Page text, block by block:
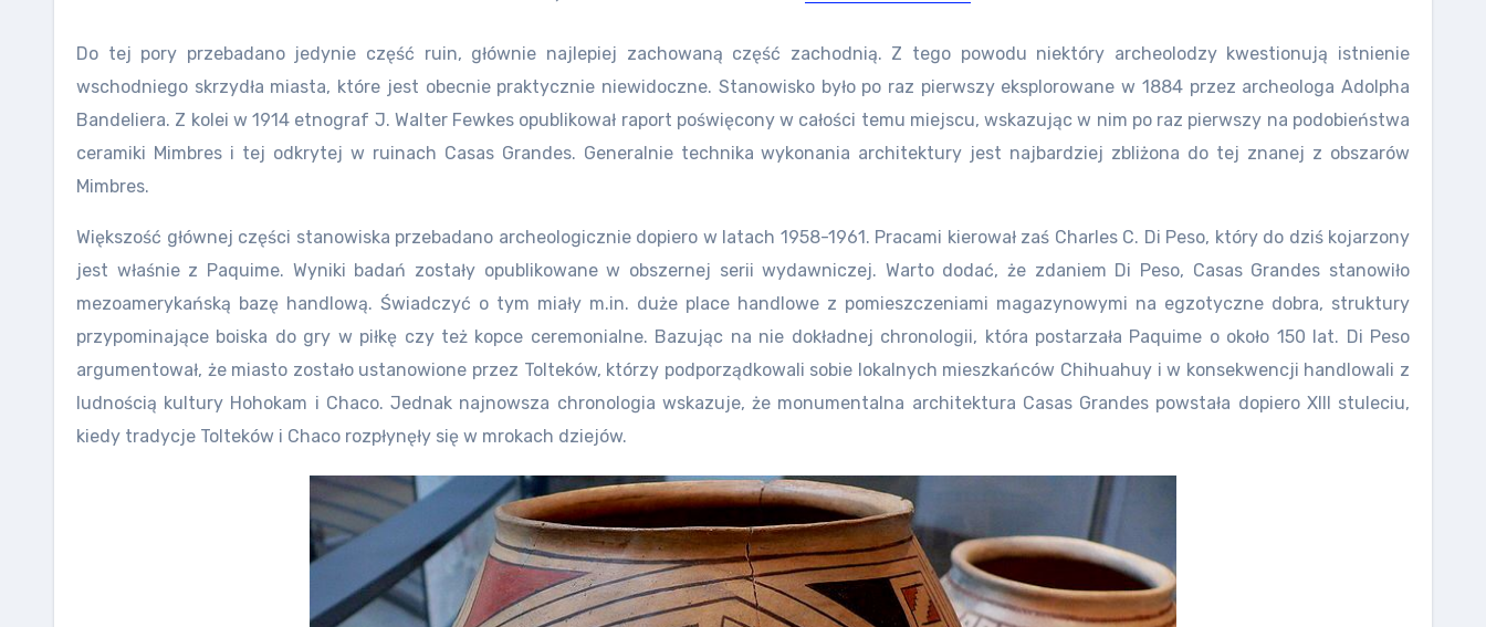
Do tej pory przebadano jedynie część ruin, głównie najlepiej zachowaną część zachodnią. Z tego powodu niektóry archeolodzy kwestionują istnienie
wschodniego skrzydła miasta, które jest obecnie praktycznie niewidoczne. Stanowisko było po raz pierwszy eksplorowane w 1884 przez archeologa Adolpha
Bandeliera. Z kolei w 1914 etnograf J. Walter Fewkes opublikował raport poświęcony w całości temu miejscu, wskazując w nim po raz pierwszy na podobieństwa
ceramiki Mimbres i tej odkrytej w ruinach Casas Grandes. Generalnie technika wykonania architektury jest najbardziej zbliżona do tej znanej z obszarów
Mimbres.
Większość głównej części stanowiska przebadano archeologicznie dopiero w latach 1958-1961. Pracami kierował zaś Charles C. Di Peso, który do dziś kojarzony
jest właśnie z Paquime. Wyniki badań zostały opublikowane w obszernej serii wydawniczej. Warto dodać, że zdaniem Di Peso, Casas Grandes stanowiło
mezoamerykańską bazę handlową. Świadczyć o tym miały m.in. duże place handlowe z pomieszczeniami magazynowymi na egzotyczne dobra, struktury
przypominające boiska do gry w piłkę czy też kopce ceremonialne. Bazując na nie dokładnej chronologii, która postarzała Paquime o około 150 lat. Di Peso
argumentował, że miasto zostało ustanowione przez Tolteków, którzy podporządkowali sobie lokalnych mieszkańców Chihuahuy i w konsekwencji handlowali z
ludnością kultury Hohokam i Chaco. Jednak najnowsza chronologia wskazuje, że monumentalna architektura Casas Grandes powstała dopiero XIII stuleciu,
kiedy tradycje Tolteków i Chaco rozpłynęły się w mrokach dziejów.